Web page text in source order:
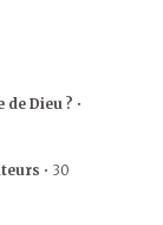
de Dieu ? •
• 30